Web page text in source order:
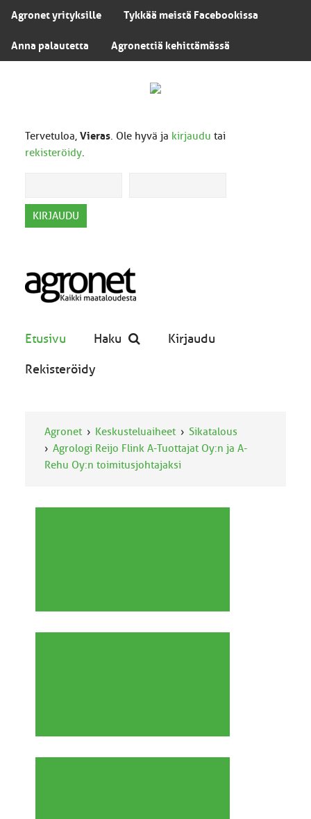
Agronet yrityksille Tykkää meistä Facebookissa
Anna palautetta Agronettiä kehittämässä
Tervetuloa, Vieras. Ole hyvä ja kirjaudu tai
rekisteröidy.
Etusivu Haku Kirjaudu
Rekisteröidy
Agronet Keskusteluaiheet
Sikatalous
Agrologi Reijo Flink A-Tuottajat Oy:n ja A-
Rehu Oy:n toimitusjohtajaksi